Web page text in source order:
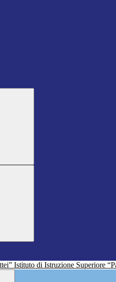
Istituto di Istruzione Superiore